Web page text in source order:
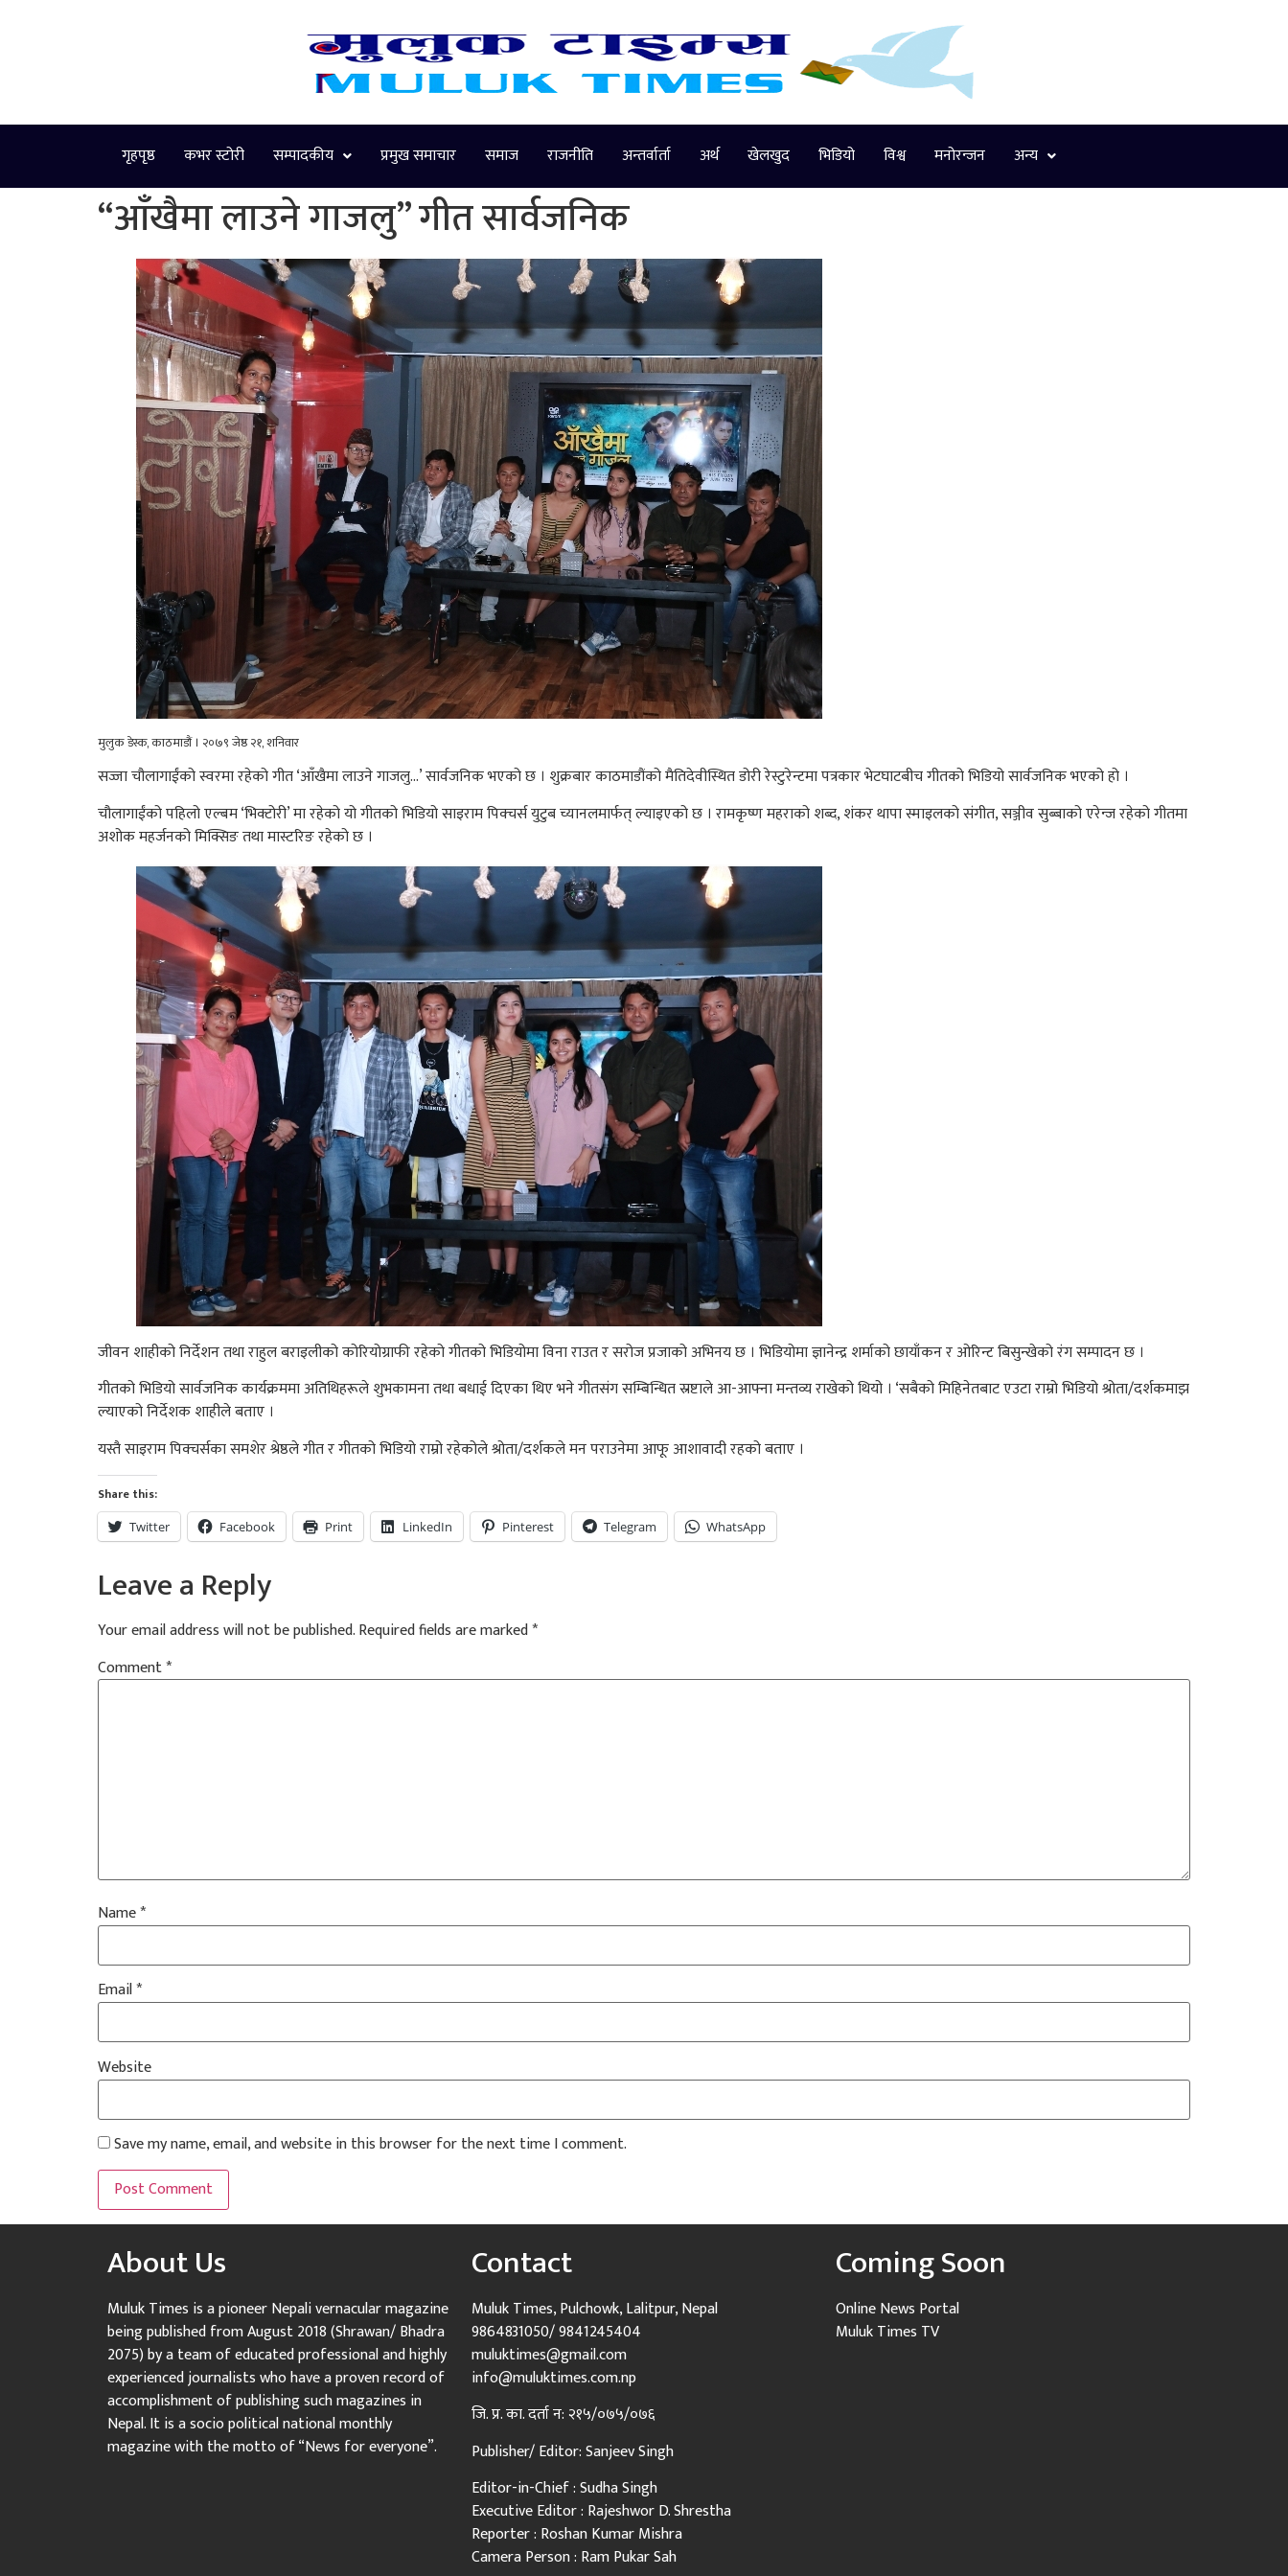
गृहपृष्ठ कभर स्टोरी सम्पादकीय प्रमुख समाचार समाज राजनीति अन्तर्वार्ता अर्थ खेलखुद भिडियो विश्व मनोरन्जन अन्य
“आँखैमा लाउने गाजलु” गीत सार्वजनिक
मुलुक डेस्क, काठमाडौं । २०७९ जेष्ठ २१, शनिवार
सज्जा चौलागाईंको स्वरमा रहेको गीत ‘आँखैमा लाउने गाजलु…’ सार्वजनिक भएको छ । शुक्रबार काठमाडौंको मैतिदेवीस्थित डोरी रेस्टुरेन्टमा पत्रकार भेटघाटबीच गीतको भिडियो सार्वजनिक भएको हो ।
चौलागाईंको पहिलो एल्बम ‘भिक्टोरी’ मा रहेको यो गीतको भिडियो साइराम पिक्चर्स युटुब च्यानलमार्फत् ल्याइएको छ । रामकृष्ण महराको शब्द, शंकर थापा स्माइलको संगीत, सञ्जीव सुब्बाको एरेन्ज रहेको गीतमा
अशोक महर्जनको मिक्सिङ तथा मास्टरिङ रहेको छ ।
जीवन शाहीको निर्देशन तथा राहुल बराइलीको कोरियोग्राफी रहेको गीतको भिडियोमा विना राउत र सरोज प्रजाको अभिनय छ । भिडियोमा ज्ञानेन्द्र शर्माको छायाँकन र ओरिन्ट बिसुन्खेको रंग सम्पादन छ ।
गीतको भिडियो सार्वजनिक कार्यक्रममा अतिथिहरूले शुभकामना तथा बधाई दिएका थिए भने गीतसंग सम्बिन्धित स्रष्टाले आ-आफ्ना मन्तव्य राखेको थियो । ‘सबैको मिहिनेतबाट एउटा राम्रो भिडियो श्रोता/दर्शकमाझ
ल्याएको निर्देशक शाहीले बताए ।
यस्तै साइराम पिक्चर्सका समशेर श्रेष्ठले गीत र गीतको भिडियो राम्रो रहेकोले श्रोता/दर्शकले मन पराउनेमा आफू आशावादी रहको बताए ।
Share this:
Twitter Facebook Print LinkedIn Pinterest Telegram WhatsApp
Leave a Reply
Your email address will not be published.Required fields are marked*
Comment*
Name*
Email*
Website
Save my name, email, and website in this browser for the next time I comment.
About Us
Muluk Times is a pioneer Nepali vernacular magazine
being published from August 2018 (Shrawan/ Bhadra
2075) by a team of educated professional and highly
experienced journalists who have a proven record of
accomplishment of publishing such magazines in
Nepal. It is a socio political national monthly
magazine with the motto of “News for everyone”.
Contact
Muluk Times, Pulchowk, Lalitpur, Nepal
9864831050/ 9841245404
muluktimes@gmail.com
info@muluktimes.com.np
जि. प्र. का. दर्ता न: २१५/०७५/०७६
Publisher/ Editor: Sanjeev Singh
Editor-in-Chief : Sudha Singh
Executive Editor : Rajeshwor D. Shrestha
Reporter : Roshan Kumar Mishra
Camera Person : Ram Pukar Sah
Coming Soon
Online News Portal
Muluk Times TV